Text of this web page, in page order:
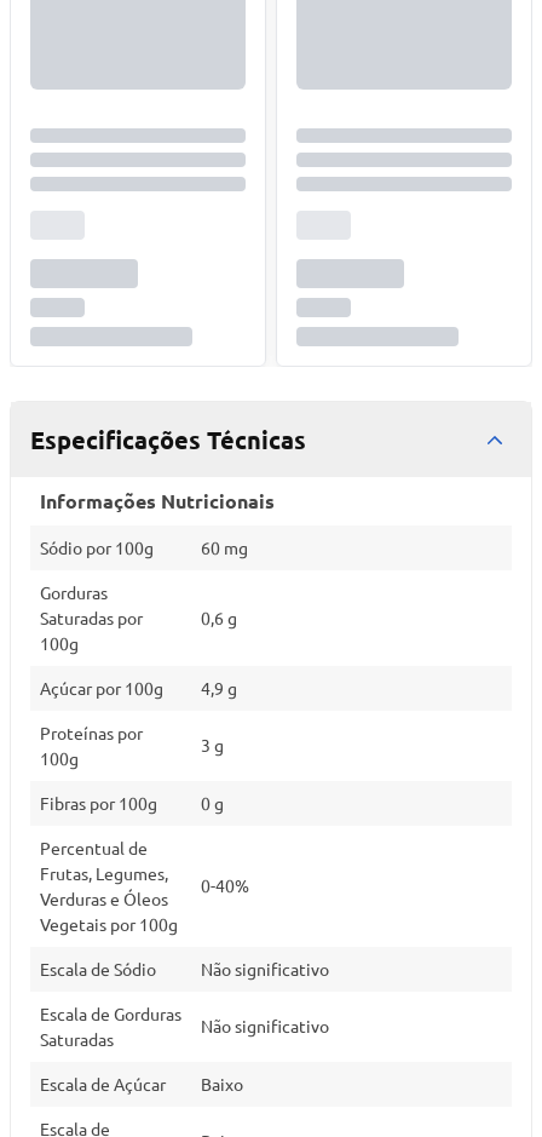
Especificações Técnicas
Informações Nutricionais
Sódio por 100g 60 mg
Gorduras
Saturadas por
100g
0,6 g
Açúcar por 100g 4,9 g
Proteínas por
100g
3 g
Fibras por 100g 0 g
Percentual de
Frutas, Legumes,
Verduras e Óleos
Vegetais por 100g
0-40%
Escala de Sódio Não significativo
Escala de Gorduras
Saturadas
Não significativo
Escala de Açúcar Baixo
Escala de